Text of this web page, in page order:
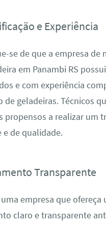
e Experiência
se de que a empresa de
em Panambi RS
e com experiência
de geladeiras. Técnicos
propensos a realizar um
e de qualidade.
Transparente
empresa que ofereça
claro e transparente